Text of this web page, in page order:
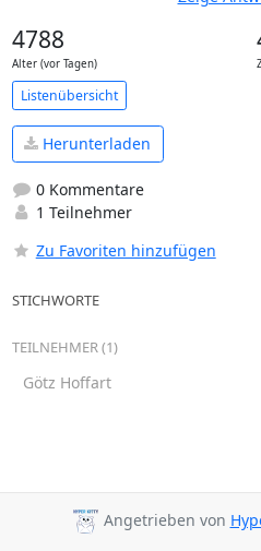
4788
Alter (vor Tagen)
Listenübersicht
Herunterladen
0 Kommentare
1 Teilnehmer
Zu Favoriten hinzufügen
STICHWORTE
TEILNEHMER (1)
Götz Hoffart
Angetrieben von